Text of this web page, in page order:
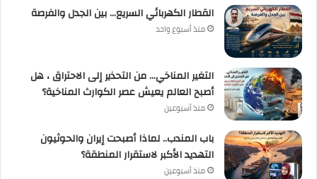
القطار الكهربائي السريع… بين الجدل والفرصة
منذ أسبوع واحد
التغير المناخي… من التحذير إلى الاحتراق ، هل
أصبح العالم يعيش عصر الكوارث المناخية؟
منذ أسبوعين
باب المندب.. لماذا أصبحت إيران والحوثيون
التهديد الأكبر لاستقرار المنطقة؟
منذ أسبوعين